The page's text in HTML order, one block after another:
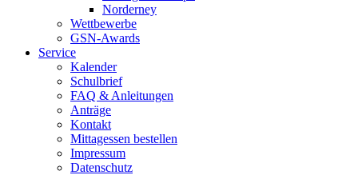
Norderney
Wettbewerbe
GSN-Awards
Service
Kalender
Schulbrief
FAQ & Anleitungen
Anträge
Kontakt
Mittagessen bestellen
Impressum
Datenschutz